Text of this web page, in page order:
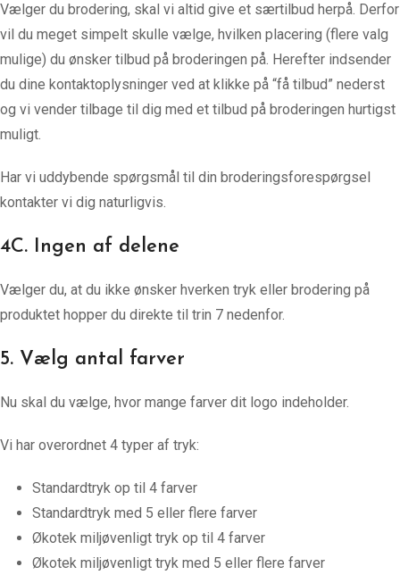
Vælger du brodering, skal vi altid give et særtilbud herpå. Derfor
vil du meget simpelt skulle vælge, hvilken placering (flere valg
mulige) du ønsker tilbud på broderingen på. Herefter indsender
du dine kontaktoplysninger ved at klikke på “få tilbud” nederst
og vi vender tilbage til dig med et tilbud på broderingen hurtigst
muligt.
Har vi uddybende spørgsmål til din broderingsforespørgsel
kontakter vi dig naturligvis.
4C. Ingen af delene
Vælger du, at du ikke ønsker hverken tryk eller brodering på
produktet hopper du direkte til trin 7 nedenfor.
5. Vælg antal farver
Nu skal du vælge, hvor mange farver dit logo indeholder.
Vi har overordnet 4 typer af tryk:
Standardtryk op til 4 farver
Standardtryk med 5 eller flere farver
Økotek miljøvenligt tryk op til 4 farver
Økotek miljøvenligt tryk med 5 eller flere farver